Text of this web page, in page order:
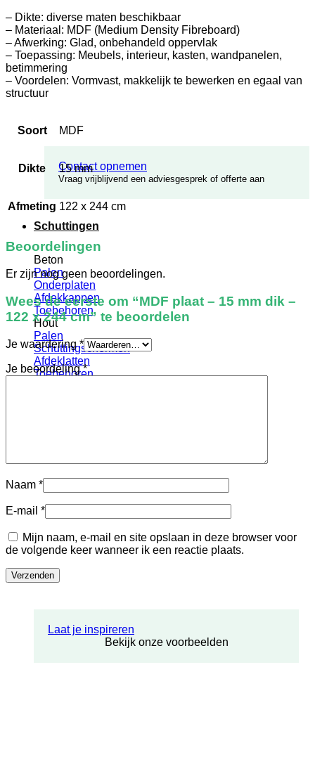
Contact opnemen
Vraag vrijblijvend een adviesgesprek of offerte aan
Schuttingen
Beton
Palen
Onderplaten
Afdekkappen
Toebehoren
Hout
Palen
Schuttingschermen
Afdeklatten
Toebehoren
Laat je inspireren
Bekijk onze voorbeelden
– Dikte: diverse maten beschikbaar
– Materiaal: MDF (Medium Density Fibreboard)
– Afwerking: Glad, onbehandeld oppervlak
– Toepassing: Meubels, interieur, kasten, wandpanelen,
betimmering
– Voordelen: Vormvast, makkelijk te bewerken en egaal van
structuur
Soort MDF
Dikte 15 mm
Afmeting 122 x 244 cm
Beoordelingen
Er zijn nog geen beoordelingen.
Wees de eerste om “MDF plaat – 15 mm dik –
122 x 244 cm” te beoordelen
Je waardering*
Je beoordeling*
Naam *
E-mail *
Mijn naam, e-mail en site opslaan in deze browser voor
de volgende keer wanneer ik een reactie plaats.